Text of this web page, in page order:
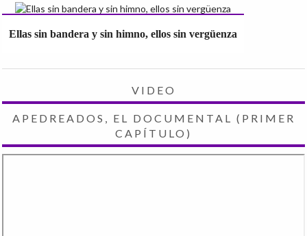
Ellas sin bandera y sin himno, ellos sin vergüenza
VIDEO
APEDREADOS, EL DOCUMENTAL (PRIMER
CAPÍTULO)